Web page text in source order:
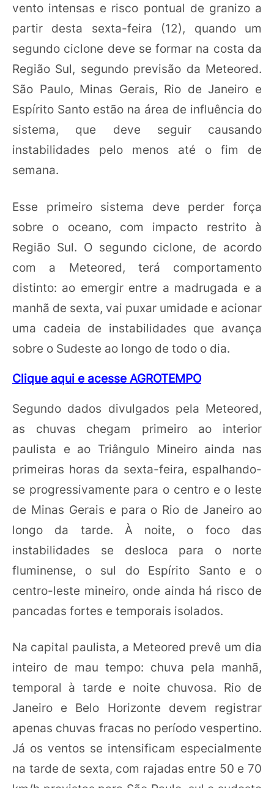
vento intensas e risco pontual de granizo a
partir desta sexta-feira (12), quando um
segundo ciclone deve se formar na costa da
Região Sul, segundo previsão da Meteored.
São Paulo, Minas Gerais, Rio de Janeiro e
Espírito Santo estão na área de influência do
sistema, que deve seguir causando
instabilidades pelo menos até o fim de
semana.
Esse primeiro sistema deve perder força
sobre o oceano, com impacto restrito à
Região Sul. O segundo ciclone, de acordo
com a Meteored, terá comportamento
distinto: ao emergir entre a madrugada e a
manhã de sexta, vai puxar umidade e acionar
uma cadeia de instabilidades que avança
sobre o Sudeste ao longo de todo o dia.
Clique aqui e acesse AGROTEMPO
Segundo dados divulgados pela Meteored,
as chuvas chegam primeiro ao interior
paulista e ao Triângulo Mineiro ainda nas
primeiras horas da sexta-feira, espalhando-
se progressivamente para o centro e o leste
de Minas Gerais e para o Rio de Janeiro ao
longo da tarde. À noite, o foco das
instabilidades se desloca para o norte
fluminense, o sul do Espírito Santo e o
centro-leste mineiro, onde ainda há risco de
pancadas fortes e temporais isolados.
Na capital paulista, a Meteored prevê um dia
inteiro de mau tempo: chuva pela manhã,
temporal à tarde e noite chuvosa. Rio de
Janeiro e Belo Horizonte devem registrar
apenas chuvas fracas no período vespertino.
Já os ventos se intensificam especialmente
na tarde de sexta, com rajadas entre 50 e 70